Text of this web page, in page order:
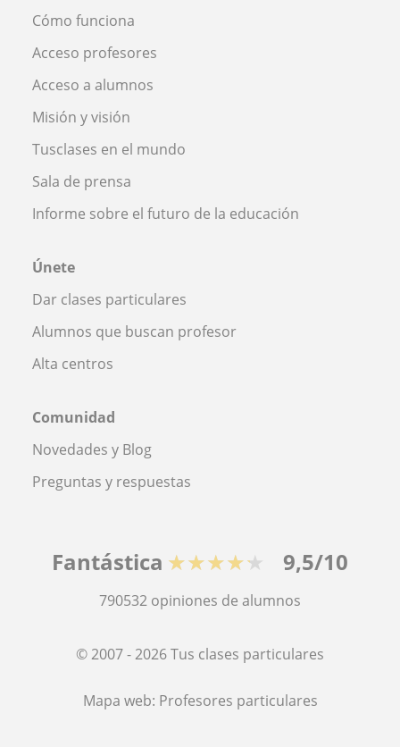
Cómo funciona
Acceso profesores
Acceso a alumnos
Misión y visión
Tusclases en el mundo
Sala de prensa
Informe sobre el futuro de la educación
Únete
Dar clases particulares
Alumnos que buscan profesor
Alta centros
Comunidad
Novedades y Blog
Preguntas y respuestas
Fantástica ★★★★★ 9,5/10
790532 opiniones de alumnos
© 2007 - 2026 Tus clases particulares
Mapa web: Profesores particulares